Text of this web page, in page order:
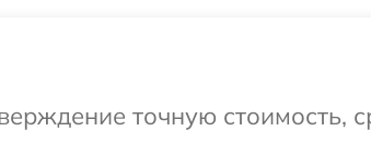
точную стоимость,